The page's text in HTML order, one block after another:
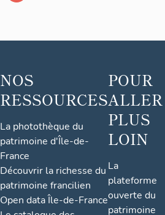
NOS
RESSOURCES
La photothèque du
patrimoine d'Île-de-
France
Découvrir la richesse du
patrimoine francilien
Open data Île-de-France
POUR
ALLER
PLUS
LOIN
La
plateforme
ouverte du
patrimoine